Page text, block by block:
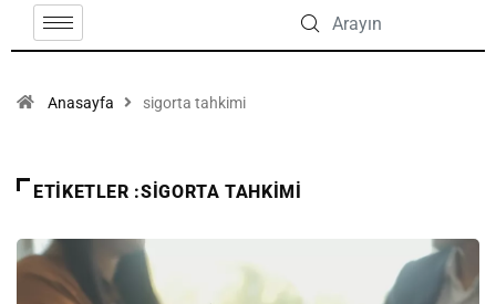
Anasayfa sigorta tahkimi
ETIKETLER :SIGORTA TAHKIMI